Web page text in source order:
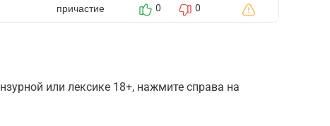
причастие 0 0
или лексике 18+, нажмите справа на